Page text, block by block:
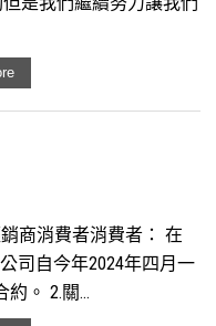
商消費者消費者： 在
司自今年2024年四月一
約。 2.關...